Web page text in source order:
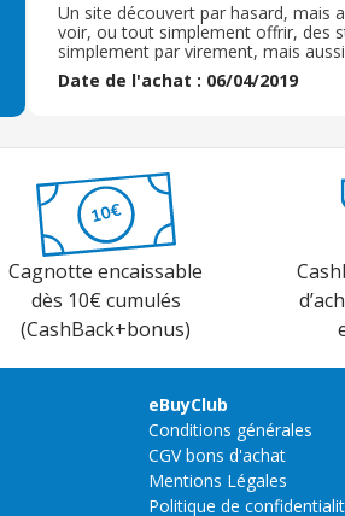
Un site découvert par hasard, mais
voir, ou tout simplement offrir, des
simplement par virement, mais
un systeme de tchat en ligne qui
commander en toute confiance
Date de l'achat : 06/04/2019
Cagnotte encaissable
dès 10€ cumulés
(CashBack+bonus)
eBuyClub
Conditions générales
CGV bons d'achat
Mentions Légales
Politique de